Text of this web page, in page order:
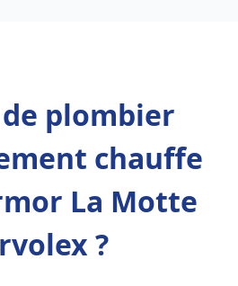
plombier
chauffe
La Motte
?